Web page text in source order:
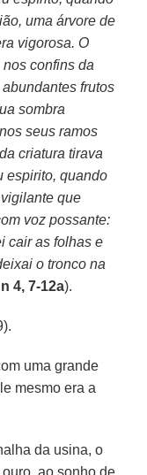
uma árvore de
vigorosa. O
confins da
frutos
sombra
seus ramos
criatura tirava
espirito, quando
que
voz possante:
cair as folhas e
o tronco na
4, 7-12a).
uma grande
mesmo era a
da usina, o
ao sonho de